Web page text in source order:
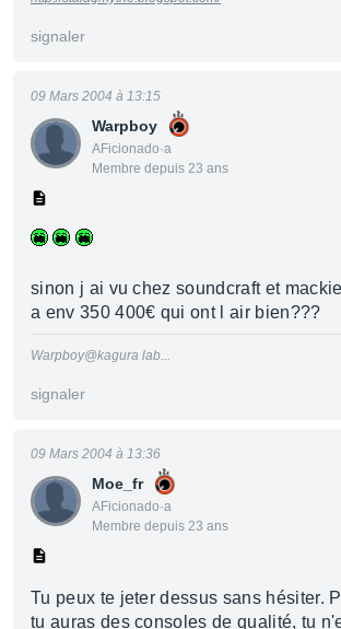
signaler
Warpboy
AFicionado·a
Membre depuis 23 ans
09 Mars 2004 à 13:15
sinon j ai vu chez soundcraft et
a env 350 400€ qui ont l air bien???
Warpboy@kagura lab...
signaler
Moe_fr
AFicionado·a
Membre depuis 23 ans
09 Mars 2004 à 13:36
Tu peux te jeter dessus sans hésiter.
tu auras des consoles de qualité, tu